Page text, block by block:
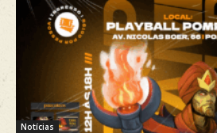
Notícias